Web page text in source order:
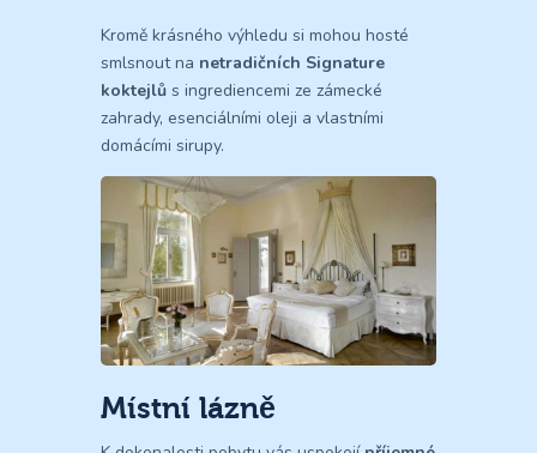
Kromě krásného výhledu si mohou hosté
smlsnout na netradičních Signature
koktejlů s ingrediencemi ze zámecké
zahrady, esenciálními oleji a vlastními
domácími sirupy.
Místní lázně